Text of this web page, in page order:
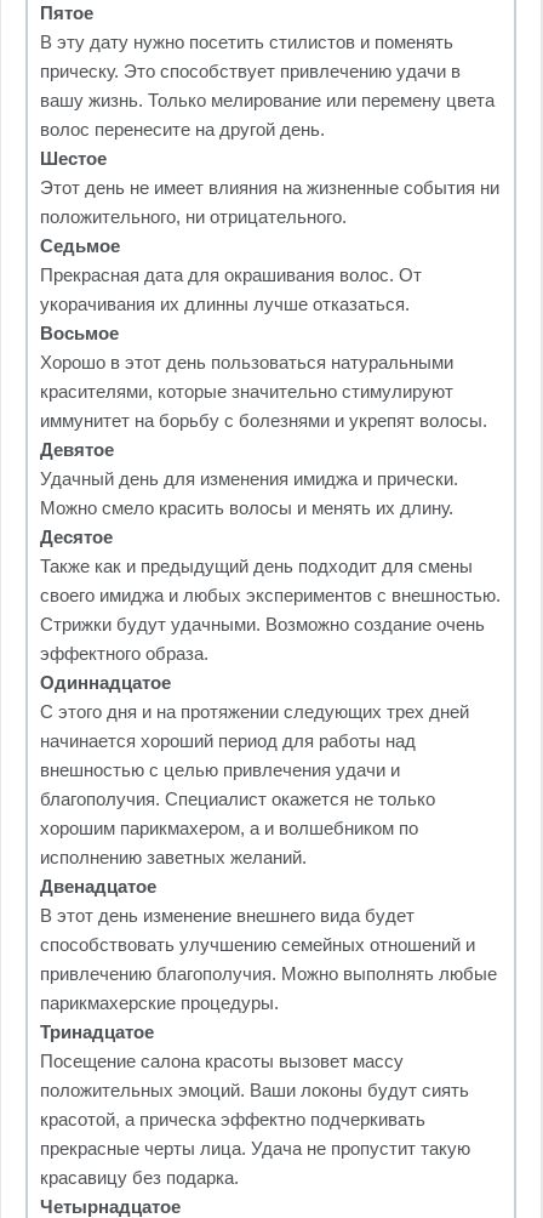
Пятое
В эту дату нужно посетить стилистов и поменять
прическу. Это способствует привлечению удачи в
вашу жизнь. Только мелирование или перемену цвета
волос перенесите на другой день.
Шестое
Этот день не имеет влияния на жизненные события ни
положительного, ни отрицательного.
Седьмое
Прекрасная дата для окрашивания волос. От
укорачивания их длинны лучше отказаться.
Восьмое
Хорошо в этот день пользоваться натуральными
красителями, которые значительно стимулируют
иммунитет на борьбу с болезнями и укрепят волосы.
Девятое
Удачный день для изменения имиджа и прически.
Можно смело красить волосы и менять их длину.
Десятое
Также как и предыдущий день подходит для смены
своего имиджа и любых экспериментов с внешностью.
Стрижки будут удачными. Возможно создание очень
эффектного образа.
Одиннадцатое
С этого дня и на протяжении следующих трех дней
начинается хороший период для работы над
внешностью с целью привлечения удачи и
благополучия. Специалист окажется не только
хорошим парикмахером, а и волшебником по
исполнению заветных желаний.
Двенадцатое
В этот день изменение внешнего вида будет
способствовать улучшению семейных отношений и
привлечению благополучия. Можно выполнять любые
парикмахерские процедуры.
Тринадцатое
Посещение салона красоты вызовет массу
положительных эмоций. Ваши локоны будут сиять
красотой, а прическа эффектно подчеркивать
прекрасные черты лица. Удача не пропустит такую
красавицу без подарка.
Четырнадцатое